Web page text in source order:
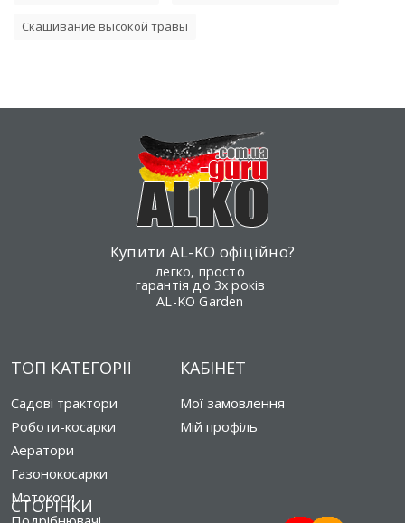
Скашивание высокой травы
Купити AL-KO офіційно?
легко, просто
гарантія до 3х років
AL-KO Garden
ТОП КАТЕГОРІЇ
Садові трактори
Роботи-косарки
Аератори
Газонокосарки
Мотокоси
СТОРІНКИ
КАБІНЕТ
Мої замовлення
Мій профіль